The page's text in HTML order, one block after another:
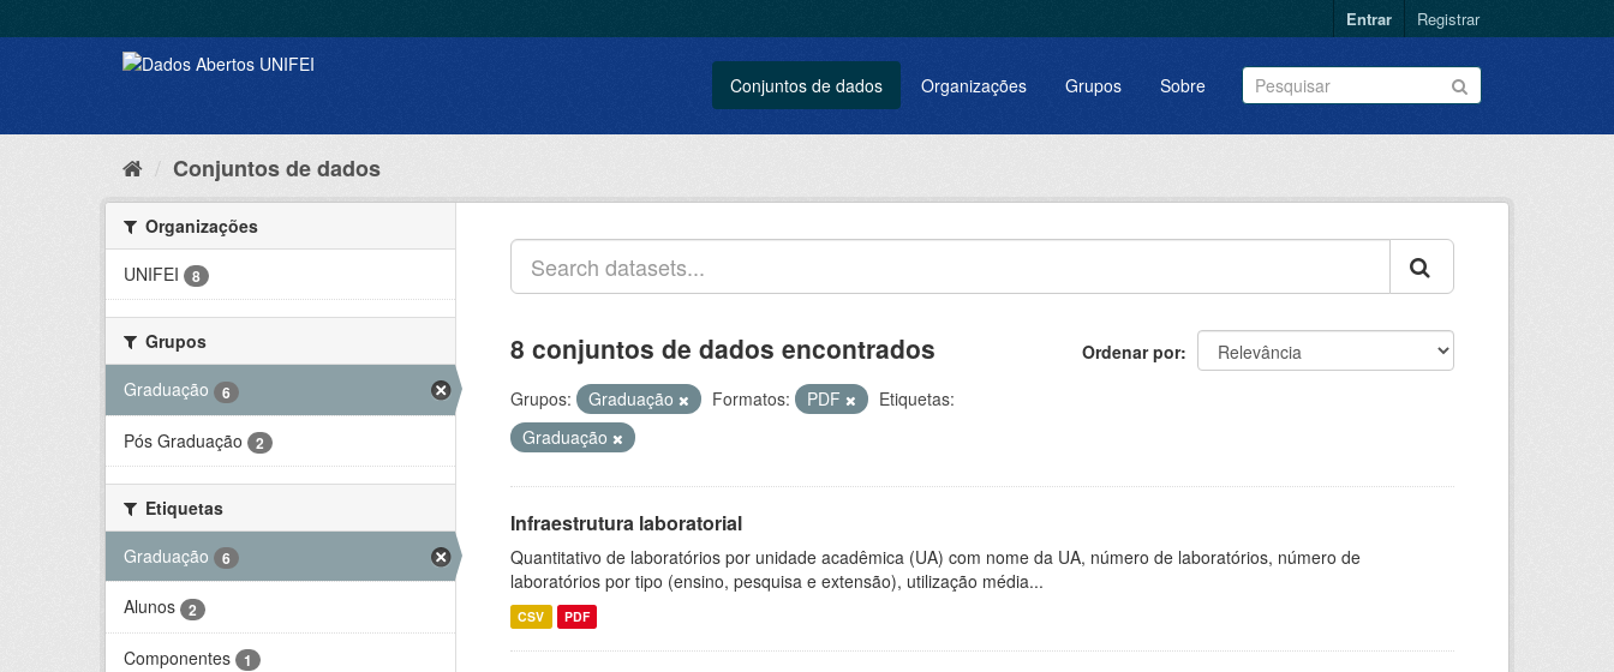
Entrar Registrar
Conjuntos de dados Organizações Grupos Sobre
Conjuntos de dados
Organizações
UNIFEI
8
Grupos
Graduação
6
Pós Graduação 2
Etiquetas
Graduação
6
Alunos 2
Componentes 1
Ordenar por
8 conjuntos de dados encontrados
Grupos: Graduação Formatos: PDF
Etiquetas:
Graduação
Infraestrutura laboratorial
Quantitativo de laboratórios por unidade acadêmica (UA) com nome da UA, número de laboratórios, número de
laboratórios por tipo (ensino, pesquisa e extensão), utilização média...
CSV PDF